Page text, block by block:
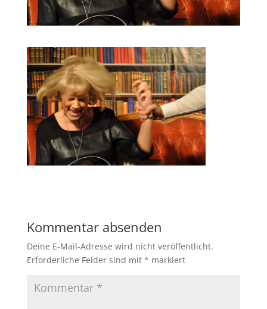
Kommentar absenden
Deine E-Mail-Adresse wird nicht veröffentlicht.
Erforderliche Felder sind mit * markiert